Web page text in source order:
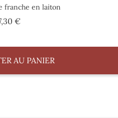
franche en laiton
€Prix
AU PANIER